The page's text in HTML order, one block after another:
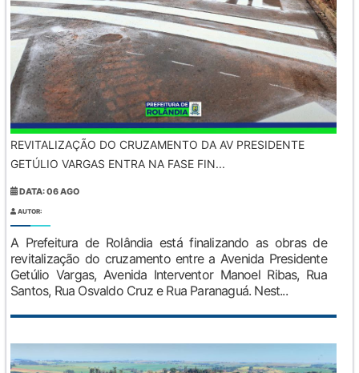
REVITALIZAÇÃO DO CRUZAMENTO DA AV PRESIDENTE
GETÚLIO VARGAS ENTRA NA FASE FIN...
DATA: 06 AGO
AUTOR:
A Prefeitura de Rolândia está finalizando as obras de
revitalização do cruzamento entre a Avenida Presidente
Getúlio Vargas, Avenida Interventor Manoel Ribas, Rua
Santos, Rua Osvaldo Cruz e Rua Paranaguá. Nest...